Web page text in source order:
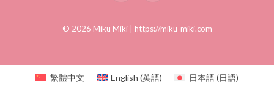
© 2026 Miku Miki | https://miku-miki.com
繁體中文 English (英語) 日本語(日語)